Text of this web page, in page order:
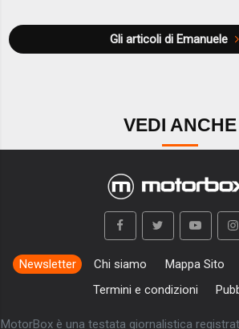
Gli articoli di Emanuele
VEDI ANCHE
Newsletter Chi siamo Mappa Sito
Termini e condizioni
MotorBox è una testata giornalistica